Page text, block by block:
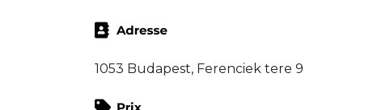
1053 Budapest, Ferenciek tere 9